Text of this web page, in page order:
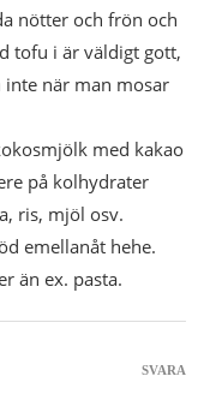
nötter och frön och
tofu i är väldigt gott,
inte när man mosar
med kakao
på kolhydrater
ris, mjöl osv.
emellanåt hehe.
än ex. pasta.
SVARA